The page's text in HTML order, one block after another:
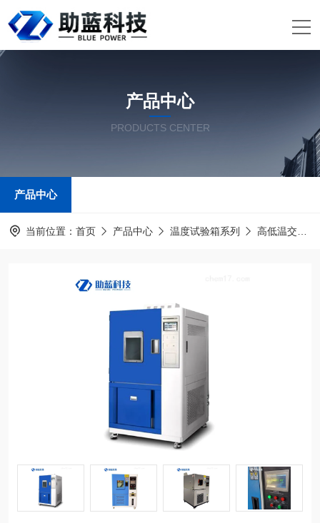
产品中心
PRODUCTS CENTER
产品中心
当前位置： 首页 产品中心 温度试验箱系列 高低温交变湿热试验箱